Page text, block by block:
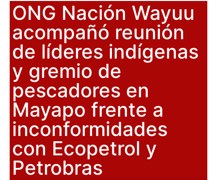
ONG Nación Wayuu
acompañó reunión
de líderes indígenas
y gremio de
pescadores en
Mayapo frente a
inconformidades
con Ecopetrol y
Petrobras